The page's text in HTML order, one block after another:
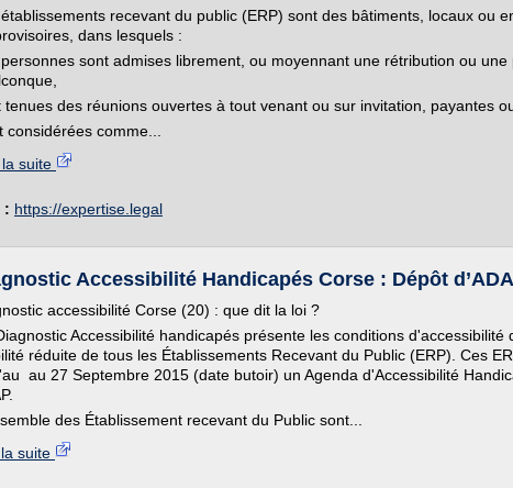
recevant du public (ERP) sont des bâtiments, locaux ou
dans lesquels :
sont admises librement, ou moyennant une rétribution ou une
tenues des réunions ouvertes à tout venant ou sur invitation, payantes
considérées comme...
suite
: https://expertise.legal
Accessibilité Handicapés Corse : Dépôt
accessibilité Corse (20) : que dit la loi ?
Accessibilité handicapés présente les conditions d'accessibilité
réduite de tous les Établissements Recevant du Public (ERP). Ces
au 27 Septembre 2015 (date butoir) un Agenda d'Accessibilité
des Établissement recevant du Public sont...
suite